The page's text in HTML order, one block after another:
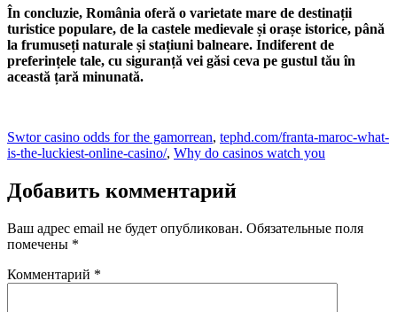
În concluzie, România oferă o varietate mare de destinații
turistice populare, de la castele medievale și orașe istorice, până
la frumuseți naturale și stațiuni balneare. Indiferent de
preferințele tale, cu siguranță vei găsi ceva pe gustul tău în
această țară minunată.
Swtor casino odds for the gamorrean, tephd.com/franta-maroc-what-
is-the-luckiest-online-casino/, Why do casinos watch you
Добавить комментарий
Ваш адрес email не будет опубликован. Обязательные поля
помечены *
Комментарий *